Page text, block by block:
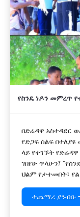
የስንዴ ነዶን መምረጥ
በድሬዳዋ አስተዳደር
የድጋፍ ሰልፍ
ላይ የተገኙት
ገበየሁ ጥላሁን፤
ህልም የታተመበት፣
ተጨማሪ ያንብቡ